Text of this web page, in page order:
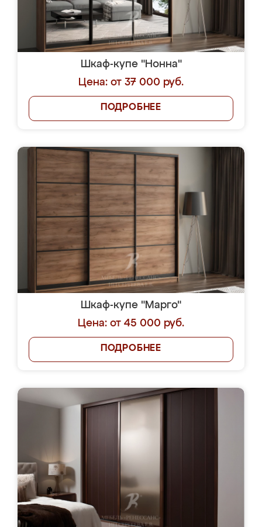
Шкаф-купе "Нонна"
Цена: от 37 000 руб.
ПОДРОБНЕЕ
Шкаф-купе "Марго"
Цена: от 45 000 руб.
ПОДРОБНЕЕ